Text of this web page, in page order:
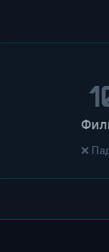
❌